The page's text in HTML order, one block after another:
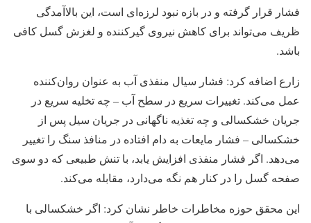
فشار قرار گرفته و در بازه نبود لرزه‌ای است، این بالاآمدگی
ظریف می‌تواند برای کاهش نیروی گیرکننده و لغزش گسل کافی
باشد.
زارع اضافه کرد: فشار سیال منفذی آب به عنوان روان‌کننده
عمل می‌کند. تغییرات سریع در سطح آب – چه تخلیه سریع در
جریان خشکسالی و چه تغذیه ناگهانی در جریان سیل پس از
خشکسالی – فشار مایعات به دام افتاده در منافذ سنگ را تغییر
می‌دهد. اگر فشار منفذی افزایش یابد، با تنش طبیعی که دو سوی
صفحه گسل را در کنار هم نگه می‌دارد، مقابله می‌کند.
این محقق حوزه مخاطرات خاطر نشان کرد: اگر خشکسالی با